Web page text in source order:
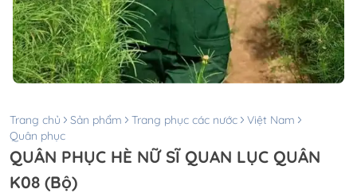
Trang chủ Sản phẩm Trang phục các nước
Việt Nam
Quân phục
QUÂN PHỤC HÈ NỮ SĨ QUAN LỤC QUÂN
K08 (Bộ)